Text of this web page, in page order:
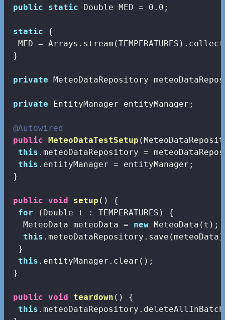
public static Double MED = 0.0 ;
static {
MED =
}
private MeteoDataRepository
private EntityManager entityManager;
@Autowired
public MeteoDataTestSetup
this .meteoDataRepository =
this .entityManager = entityManager;
}
public void setup ()
{
for (Double t : TEMPERATURES) {
   MeteoData meteoData =
new MeteoData(t);
this
  }
this .entityManager.clear();
}
public void teardown ()
{
this